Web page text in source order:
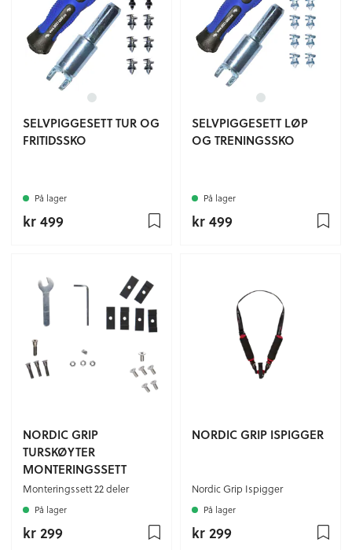
SELVPIGGESETT TUR OG
FRITIDSSKO
På lager
kr 499
SELVPIGGESETT LØP
OG TRENINGSSKO
På lager
kr 499
NORDIC GRIP
TURSKØYTER
MONTERINGSSETT
Monteringssett 22 deler
På lager
kr 299
NORDIC GRIP ISPIGGER
Nordic Grip Ispigger
På lager
kr 299